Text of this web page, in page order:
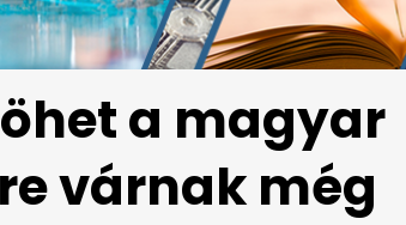
a magyar
várnak még